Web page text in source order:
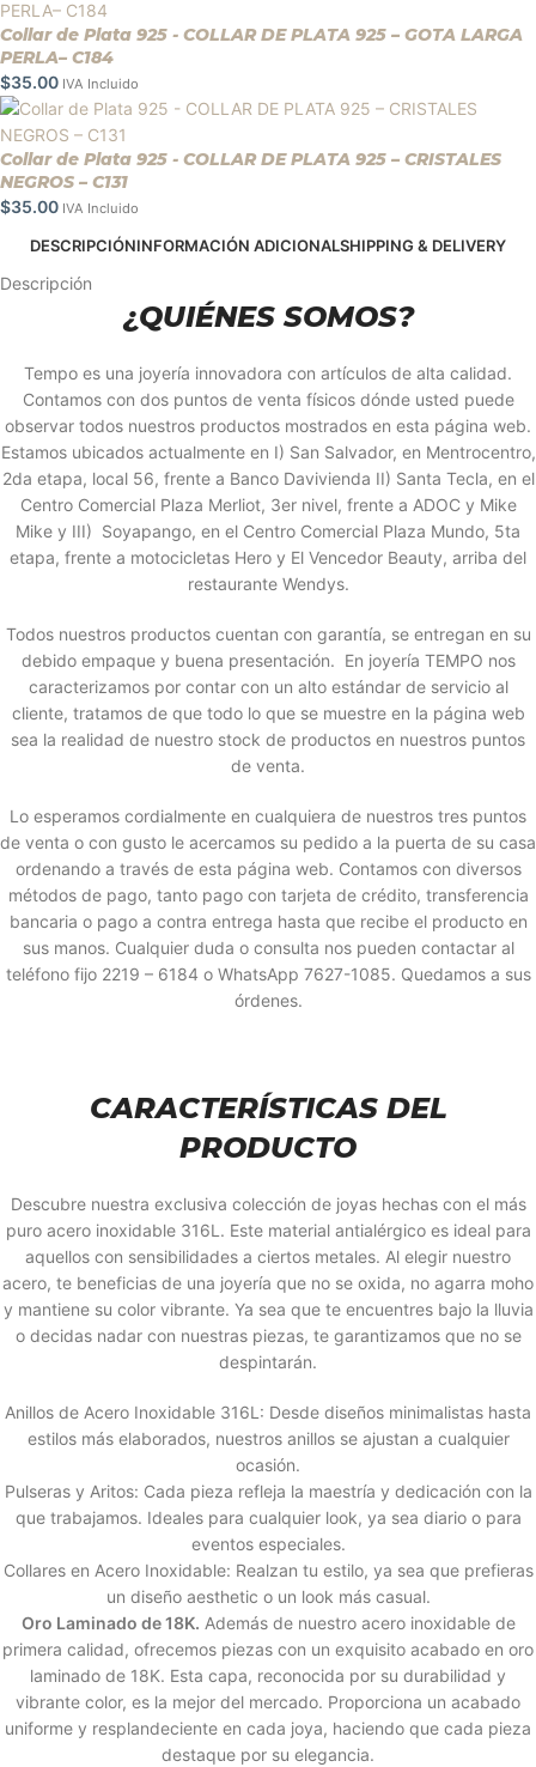
Collar de Plata 925 - COLLAR DE PLATA 925 – GOTA LARGA
PERLA– C184
$35.00 IVA Incluido
Collar de Plata 925 - COLLAR DE PLATA 925 – CRISTALES
NEGROS – C131
$35.00 IVA Incluido
DESCRIPCIÓNINFORMACIÓN ADICIONALSHIPPING & DELIVERY
Descripción
¿QUIÉNES SOMOS?
Tempo es una joyería innovadora con artículos de alta calidad.
Contamos con dos puntos de venta físicos dónde usted puede
observar todos nuestros productos mostrados en esta página web.
Estamos ubicados actualmente en I) San Salvador, en Mentrocentro,
2da etapa, local 56, frente a Banco Davivienda II) Santa Tecla, en el
Centro Comercial Plaza Merliot, 3er nivel, frente a ADOC y Mike
Mike y III) Soyapango, en el Centro Comercial Plaza Mundo, 5ta
etapa, frente a motocicletas Hero y El Vencedor Beauty, arriba del
restaurante Wendys.
Todos nuestros productos cuentan con garantía, se entregan en su
debido empaque y buena presentación. En joyería TEMPO nos
caracterizamos por contar con un alto estándar de servicio al
cliente, tratamos de que todo lo que se muestre en la página web
sea la realidad de nuestro stock de productos en nuestros puntos
de venta.
Lo esperamos cordialmente en cualquiera de nuestros tres puntos
de venta o con gusto le acercamos su pedido a la puerta de su casa
ordenando a través de esta página web. Contamos con diversos
métodos de pago, tanto pago con tarjeta de crédito, transferencia
bancaria o pago a contra entrega hasta que recibe el producto en
sus manos. Cualquier duda o consulta nos pueden contactar al
teléfono fijo 2219 – 6184 o WhatsApp 7627-1085. Quedamos a sus
órdenes.
CARACTERÍSTICAS DEL
PRODUCTO
Descubre nuestra exclusiva colección de joyas hechas con el más
puro acero inoxidable 316L. Este material antialérgico es ideal para
aquellos con sensibilidades a ciertos metales. Al elegir nuestro
acero, te beneficias de una joyería que no se oxida, no agarra moho
y mantiene su color vibrante. Ya sea que te encuentres bajo la lluvia
o decidas nadar con nuestras piezas, te garantizamos que no se
despintarán.
Anillos de Acero Inoxidable 316L: Desde diseños minimalistas hasta
estilos más elaborados, nuestros anillos se ajustan a cualquier
ocasión.
Pulseras y Aritos: Cada pieza refleja la maestría y dedicación con la
que trabajamos. Ideales para cualquier look, ya sea diario o para
eventos especiales.
Collares en Acero Inoxidable: Realzan tu estilo, ya sea que prefieras
un diseño aesthetic o un look más casual.
Oro Laminado de 18K. Además de nuestro acero inoxidable de
primera calidad, ofrecemos piezas con un exquisito acabado en oro
laminado de 18K. Esta capa, reconocida por su durabilidad y
vibrante color, es la mejor del mercado. Proporciona un acabado
uniforme y resplandeciente en cada joya, haciendo que cada pieza
destaque por su elegancia.